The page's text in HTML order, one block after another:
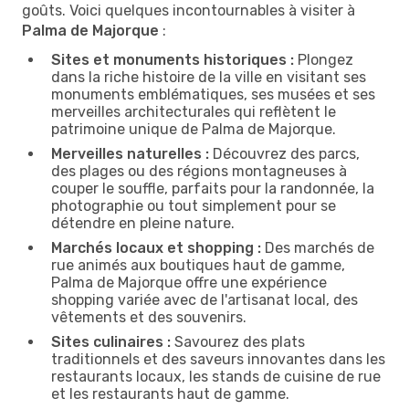
goûts. Voici quelques incontournables à visiter à
Palma de Majorque :
Sites et monuments historiques : Plongez
dans la riche histoire de la ville en visitant ses
monuments emblématiques, ses musées et ses
merveilles architecturales qui reflètent le
patrimoine unique de Palma de Majorque.
Merveilles naturelles : Découvrez des parcs,
des plages ou des régions montagneuses à
couper le souffle, parfaits pour la randonnée, la
photographie ou tout simplement pour se
détendre en pleine nature.
Marchés locaux et shopping : Des marchés de
rue animés aux boutiques haut de gamme,
Palma de Majorque offre une expérience
shopping variée avec de l'artisanat local, des
vêtements et des souvenirs.
Sites culinaires : Savourez des plats
traditionnels et des saveurs innovantes dans les
restaurants locaux, les stands de cuisine de rue
et les restaurants haut de gamme.